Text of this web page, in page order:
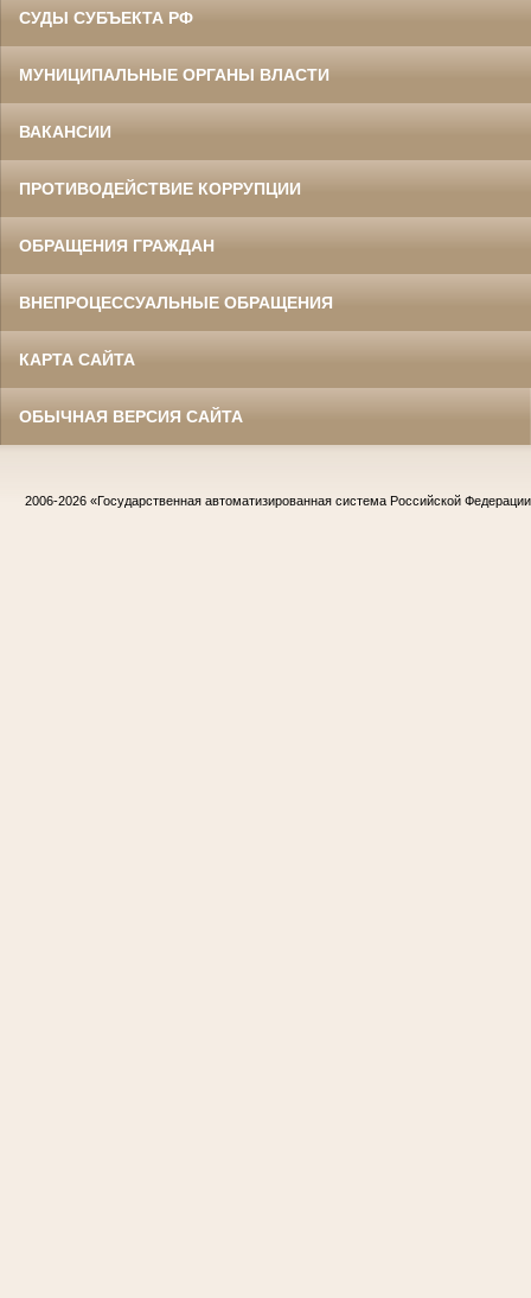
СУДЫ СУБЪЕКТА РФ
МУНИЦИПАЛЬНЫЕ ОРГАНЫ ВЛАСТИ
ВАКАНСИИ
ПРОТИВОДЕЙСТВИЕ КОРРУПЦИИ
ОБРАЩЕНИЯ ГРАЖДАН
ВНЕПРОЦЕССУАЛЬНЫЕ ОБРАЩЕНИЯ
КАРТА САЙТА
ОБЫЧНАЯ ВЕРСИЯ САЙТА
2006-2026 «Государственная автоматизированная система Российской